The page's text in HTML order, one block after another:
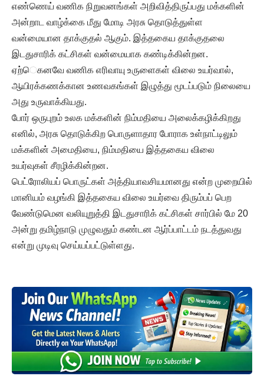
எண்ணெய் வணிக நிறுவனங்கள் அறிவித்திருப்பது மக்களின்
அன்றாட வாழ்க்கை மீது மோடி அரசு தொடுத்துள்ள
வன்மையான தாக்குதல் ஆகும். இத்தகைய தாக்குதலை
இடதுசாரிக் கட்சிகள் வன்மையாக கண்டிக்கின்றன.
ஏற்ெகனவே வணிக எரிவாயு உருளைகள் விலை உயர்வால்,
ஆயிரக்கணக்கான உணவகங்கள் இழுத்து மூடப்படும் நிலையை
அது உருவாக்கியது.
போர் ஒருபுறம் உலக மக்களின் நிம்மதியை அலைக்கழிக்கிறது
எனில், அரசு தொடுக்கிற பொருளாதார போராக உள்நாட்டிலும்
மக்களின் அமைதியை, நிம்மதியை இத்தகைய விலை
உயர்வுகள் சீரழிக்கின்றன.
பெட்ரோலியப் பொருட்கள் அத்தியாவசியமானது என்ற முறையில்
மானியம் வழங்கி இத்தகைய விலை உயர்வை திரும்பப் பெற
வேண்டுமென வலியுறுத்தி இடதுசாரிக் கட்சிகள் சார்பில் மே 20
அன்று தமிழ்நாடு முழுவதும் கண்டன ஆர்ப்பாட்டம் நடத்துவது
என்று முடிவு செய்யப்பட்டுள்ளது.